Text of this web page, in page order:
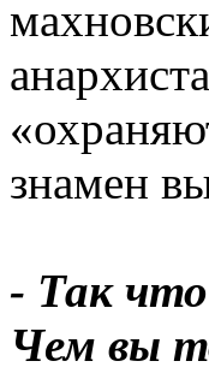
знамен
- Так
Чем вы